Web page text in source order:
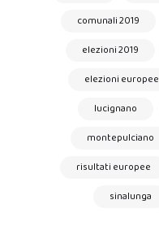
comunali 2019
elezioni 2019
elezioni europee
lucignano
montepulciano
risultati europee
sinalunga